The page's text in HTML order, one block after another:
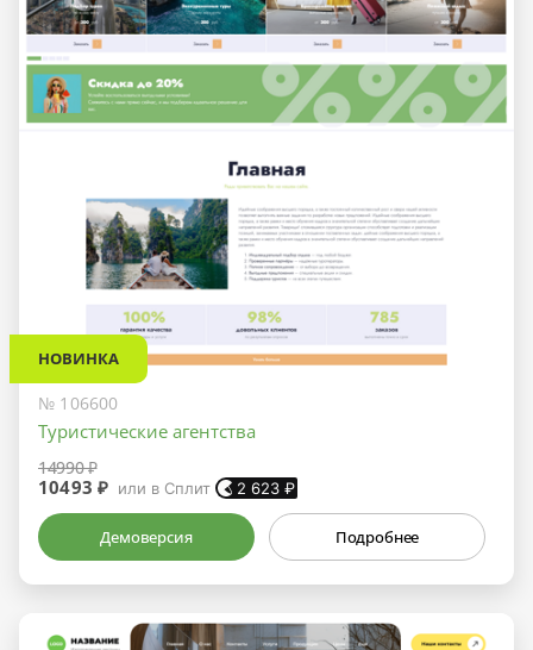
НОВИНКА
№ 106600
Туристические агентства
14990 ₽
10493 ₽ или в Сплит 2 623 ₽
Демоверсия Подробнее